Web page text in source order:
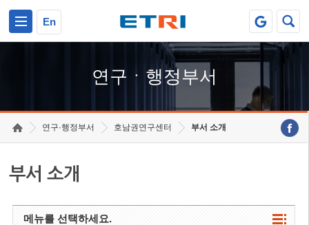
En
연구ㆍ행정부서
연구·행정부서 호남권연구센터 부서 소개
부서 소개
메뉴를 선택하세요.